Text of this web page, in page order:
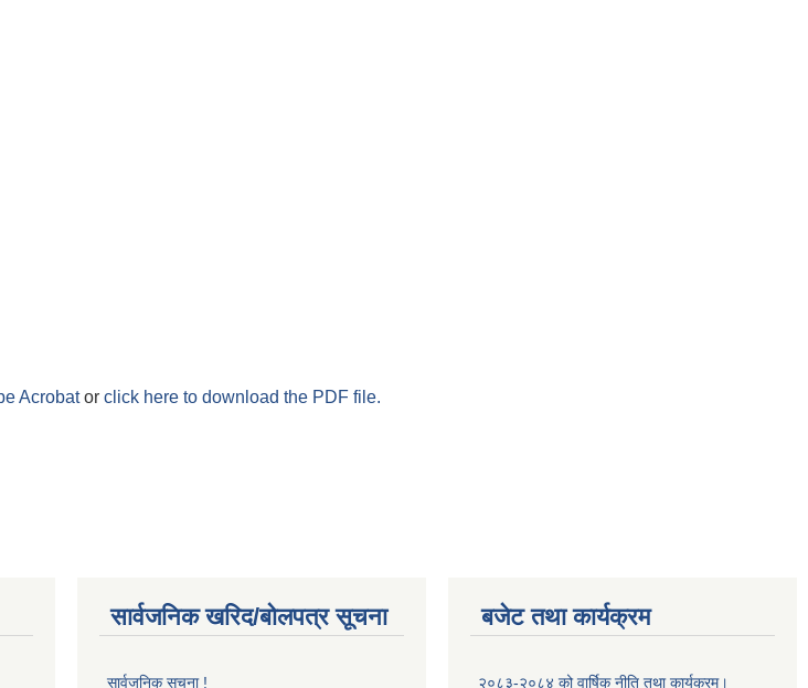
Acrobator click here to download the PDF file.
सार्वजनिक खरिद/बोलपत्र सूचना
सार्वजनिक सूचना !
बजेट तथा कार्यक्रम
२०८३-२०८४ को वार्षिक नीति तथा कार्यक्रम।